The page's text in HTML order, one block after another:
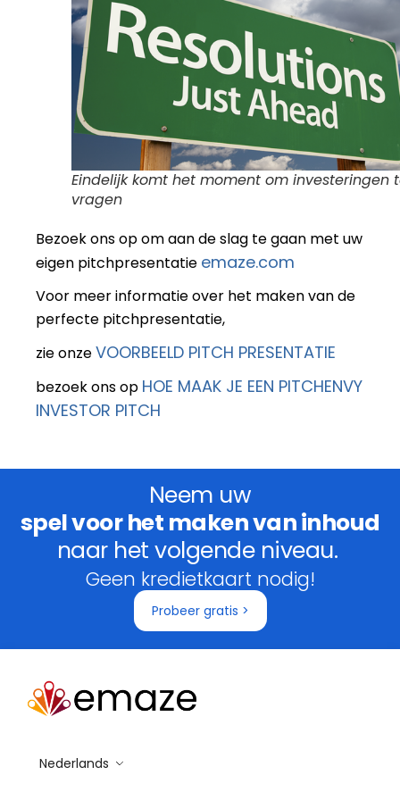
Eindelijk komt het moment om investeringen
vragen
Bezoek ons op om aan de slag te gaan met uw
eigen pitchpresentatie emaze.com
Voor meer informatie over het maken van de
perfecte pitchpresentatie,
zie onzeVOORBEELD PITCH PRESENTATIE
bezoek ons op HOE MAAK JE EEN PITCHENVY
INVESTOR PITCH
Neem uw
spel voor het maken van inhoud
naar het volgende niveau.
Geen kredietkaart nodig!
Probeer gratis >
Nederlands